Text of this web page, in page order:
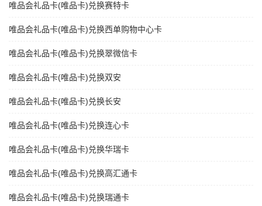
唯品会礼品卡(唯品卡)兑换赛特卡
唯品会礼品卡(唯品卡)兑换西单购物中心卡
唯品会礼品卡(唯品卡)兑换翠微信卡
唯品会礼品卡(唯品卡)兑换双安
唯品会礼品卡(唯品卡)兑换长安
唯品会礼品卡(唯品卡)兑换连心卡
唯品会礼品卡(唯品卡)兑换华瑞卡
唯品会礼品卡(唯品卡)兑换高汇通卡
唯品会礼品卡(唯品卡)兑换瑞通卡